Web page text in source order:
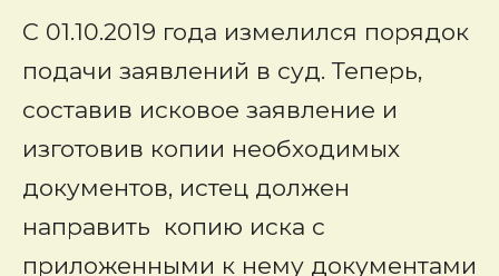
С 01.10.2019 года измелился порядок
подачи заявлений в суд. Теперь,
составив исковое заявление и
изготовив копии необходимых
документов, истец должен
направить копию иска с
приложенными к нему документами